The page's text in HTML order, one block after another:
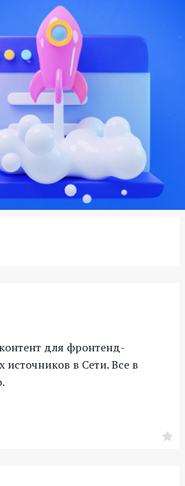
для фронтенд-
источников в Сети. Все в